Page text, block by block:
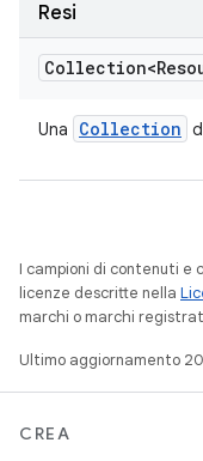
Resi
Una Collection
I campioni di contenuti e
licenze descritte nella
marchi o marchi
Ultimo aggiornamento
CREA